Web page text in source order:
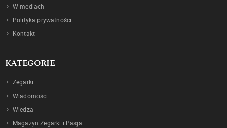
W mediach
Polityka prywatności
Kontakt
KATEGORIE
Zegarki
Wiadomości
Wiedza
Magazyn Zegarki i Pasja